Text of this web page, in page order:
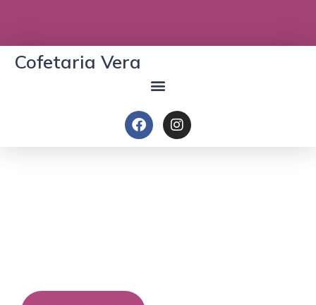
Cofetaria Vera